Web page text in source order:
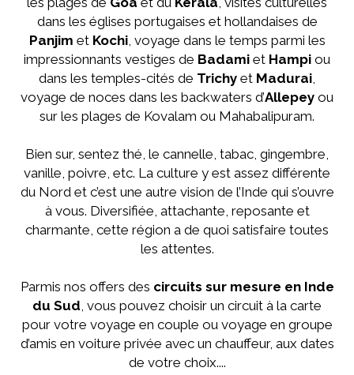
dans les églises portugaises et hollandaises de
Panjim et Kochi, voyage dans le temps parmi les
impressionnants vestiges de Badami et Hampi ou
dans les temples-cités de Trichy et Madurai,
voyage de noces dans les backwaters d’Allepey ou
sur les plages de Kovalam ou Mahabalipuram.
Bien sur, sentez thé, le cannelle, tabac, gingembre,
vanille, poivre, etc. La culture y est assez différente
du Nord et c’est une autre vision de l’Inde qui s’ouvre
à vous. Diversifiée, attachante, reposante et
charmante, cette région a de quoi satisfaire toutes
les attentes.
Parmis nos offers des circuits sur mesure en Inde
du Sud, vous pouvez choisir un circuit à la carte
pour votre voyage en couple ou voyage en groupe
d’amis en voiture privée avec un chauffeur, aux dates
de votre choix....